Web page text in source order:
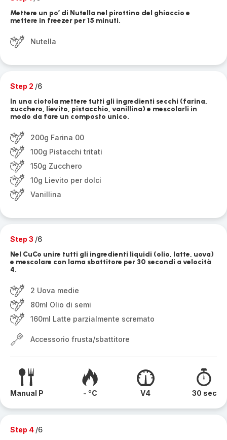
Mettere un po’ di Nutella nel pirottino del ghiaccio e
mettere in freezer per 15 minuti.
Nutella
Step 2 /6
In una ciotola mettere tutti gli ingredienti secchi (farina,
zucchero, lievito, pistacchio, vanillina) e mescolarli in
modo da fare un composto unico.
200g Farina 00
100g Pistacchi tritati
150g Zucchero
10g Lievito per dolci
Vanillina
Step 3 /6
Nel CuCo unire tutti gli ingredienti liquidi (olio, latte, uova)
e mescolare con lama sbattitore per 30 secondi a velocità
4.
2 Uova medie
80ml Olio di semi
160ml Latte parzialmente scremato
Accessorio frusta/sbattitore
Manual P - °C V4 30 sec
Step 4 /6